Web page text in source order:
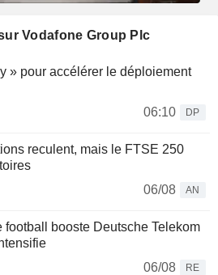
Vodafone Group Plc
» pour accélérer le déploiement
06:10
DP
reculent, mais le FTSE 250
06/08
AN
football booste Deutsche Telekom
06/08
RE